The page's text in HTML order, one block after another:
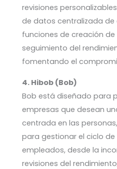
revisiones
de datos centralizada de
funciones de creación
seguimiento del
fomentando el
4. Hibob (Bob)
Bob está diseñado para
empresas que desean
centrada en las
para gestionar el ciclo
empleados, desde la
revisiones del